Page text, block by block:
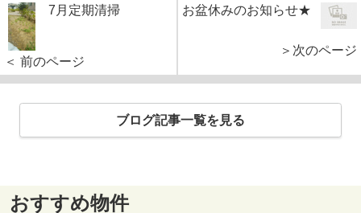
7月定期清掃
＜ 前のページ
お盆休みのお知らせ★
＞次のページ
ブログ記事一覧を見る
おすすめ物件